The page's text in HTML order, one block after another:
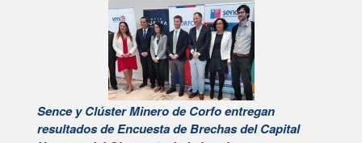
Sence y Clúster Minero de Corfo entregan
resultados de Encuesta de Brechas del Capital